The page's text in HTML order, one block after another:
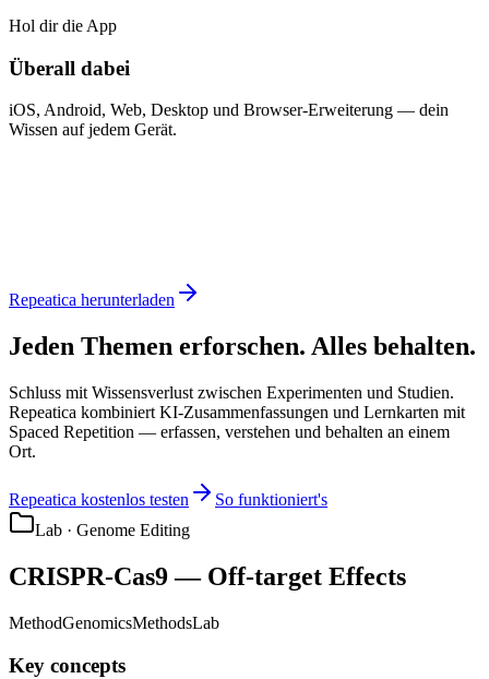
Hol dir die App
Überall dabei
iOS, Android, Web, Desktop und Browser-Erweiterung — dein
Wissen auf jedem Gerät.
Repeatica herunterladen
Jeden Themen erforschen. Alles behalten.
Schluss mit Wissensverlust zwischen Experimenten und Studien.
Repeatica kombiniert KI-Zusammenfassungen und Lernkarten mit
Spaced Repetition — erfassen, verstehen und behalten an einem
Ort.
Repeatica kostenlos testen
So funktioniert's
Lab · Genome Editing
CRISPR-Cas9 — Off-target Effects
MethodGenomicsMethodsLab
Key concepts